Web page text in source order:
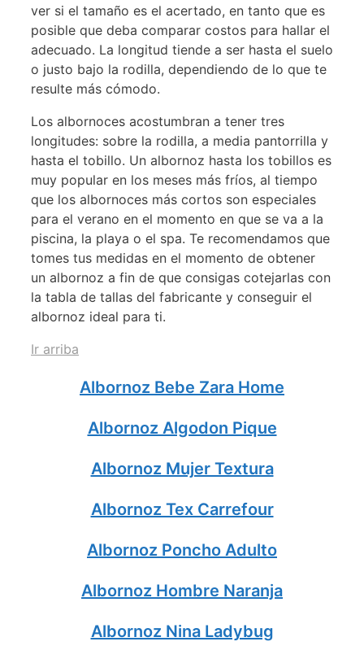
ver si el tamaño es el acertado, en tanto que es
posible que deba comparar costos para hallar el
adecuado. La longitud tiende a ser hasta el suelo
o justo bajo la rodilla, dependiendo de lo que te
resulte más cómodo.
Los albornoces acostumbran a tener tres
longitudes: sobre la rodilla, a media pantorrilla y
hasta el tobillo. Un albornoz hasta los tobillos es
muy popular en los meses más fríos, al tiempo
que los albornoces más cortos son especiales
para el verano en el momento en que se va a la
piscina, la playa o el spa. Te recomendamos que
tomes tus medidas en el momento de obtener
un albornoz a fin de que consigas cotejarlas con
la tabla de tallas del fabricante y conseguir el
albornoz ideal para ti.
Ir arriba
Albornoz Bebe Zara Home
Albornoz Algodon Pique
Albornoz Mujer Textura
Albornoz Tex Carrefour
Albornoz Poncho Adulto
Albornoz Hombre Naranja
Albornoz Nina Ladybug